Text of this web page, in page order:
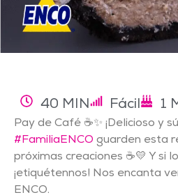
40 MIN Fácil 1
Pay de Café ☕✨ ¡Delicioso y
#FamiliaENCO guarden esta
próximas creaciones ☕💛 Y si
¡etiquétennos! Nos encanta
ENCO.